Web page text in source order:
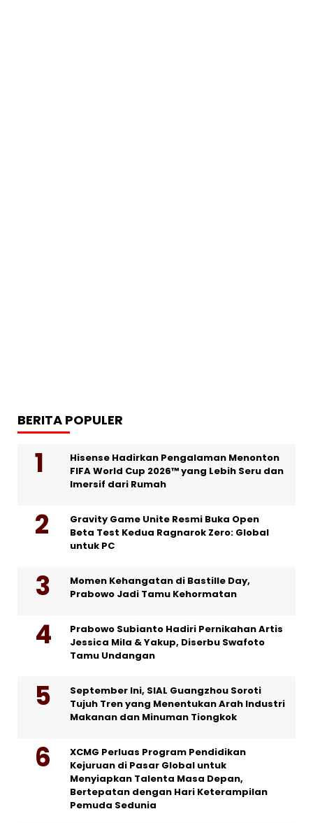
BERITA POPULER
Hisense Hadirkan Pengalaman Menonton
FIFA World Cup 2026™ yang Lebih Seru dan
Imersif dari Rumah
Gravity Game Unite Resmi Buka Open
Beta Test Kedua Ragnarok Zero: Global
untuk PC
Momen Kehangatan di Bastille Day,
Prabowo Jadi Tamu Kehormatan
Prabowo Subianto Hadiri Pernikahan Artis
Jessica Mila & Yakup, Diserbu Swafoto
Tamu Undangan
September Ini, SIAL Guangzhou Soroti
Tujuh Tren yang Menentukan Arah Industri
Makanan dan Minuman Tiongkok
XCMG Perluas Program Pendidikan
Kejuruan di Pasar Global untuk
Menyiapkan Talenta Masa Depan,
Bertepatan dengan Hari Keterampilan
Pemuda Sedunia